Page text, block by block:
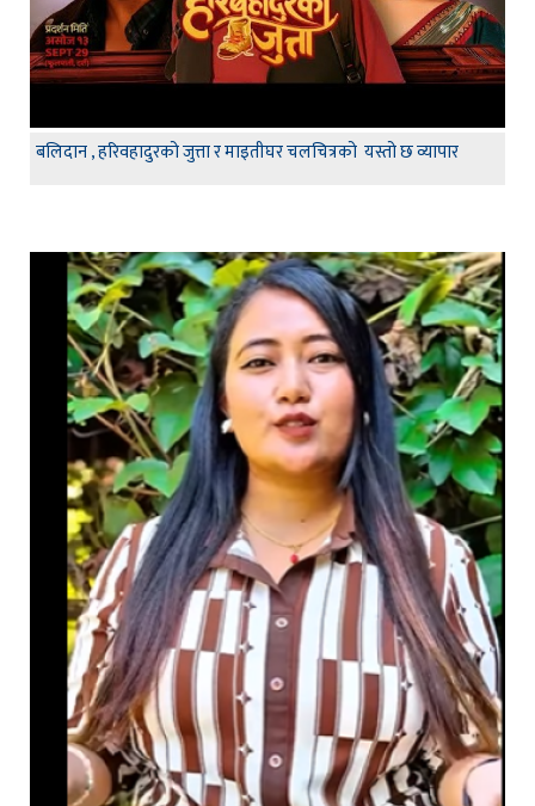
बलिदान , हरिवहादुरको जुत्ता र माइतीघर चलचित्रको यस्तो छ व्यापार